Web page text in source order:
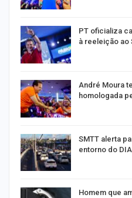
PT oficializa
à reeleição ao
André Moura
homologada
SMTT alerta
entorno do
Homem que